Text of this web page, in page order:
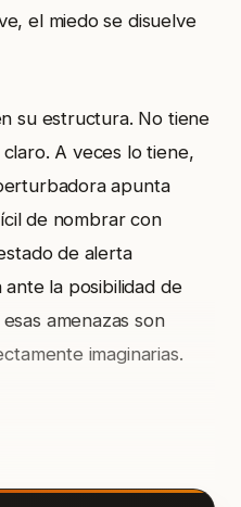
el miedo se disuelve
su estructura. No tiene
A veces lo tiene,
apunta
de nombrar con
de alerta
la posibilidad de
amenazas son
imaginarias.